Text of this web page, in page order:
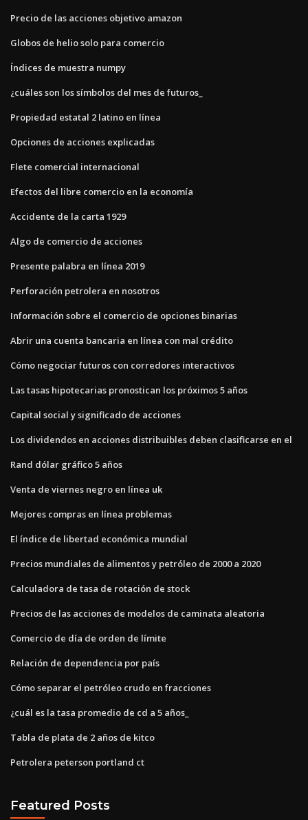
Precio de las acciones objetivo amazon
Globos de helio solo para comercio
Índices de muestra numpy
¿cuáles son los símbolos del mes de futuros_
Propiedad estatal 2 latino en línea
Opciones de acciones explicadas
Flete comercial internacional
Efectos del libre comercio en la economía
Accidente de la carta 1929
Algo de comercio de acciones
Presente palabra en línea 2019
Perforación petrolera en nosotros
Información sobre el comercio de opciones binarias
Abrir una cuenta bancaria en línea con mal crédito
Cómo negociar futuros con corredores interactivos
Las tasas hipotecarias pronostican los próximos 5 años
Capital social y significado de acciones
Los dividendos en acciones distribuibles deben clasificarse en el
Rand dólar gráfico 5 años
Venta de viernes negro en línea uk
Mejores compras en línea problemas
El índice de libertad económica mundial
Precios mundiales de alimentos y petróleo de 2000 a 2020
Calculadora de tasa de rotación de stock
Precios de las acciones de modelos de caminata aleatoria
Comercio de día de orden de límite
Relación de dependencia por país
Cómo separar el petróleo crudo en fracciones
¿cuál es la tasa promedio de cd a 5 años_
Tabla de plata de 2 años de kitco
Petrolera peterson portland ct
Featured Posts